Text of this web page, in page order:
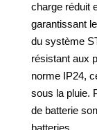
charge réduit
garantissant
du système
résistant aux
norme IP24,
sous la pluie.
de batterie
batteries.